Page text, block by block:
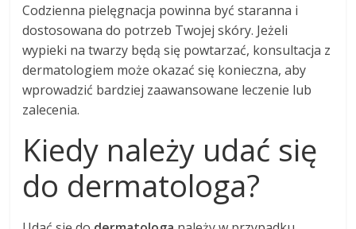
Codzienna pielęgnacja powinna być staranna i
dostosowana do potrzeb Twojej skóry. Jeżeli
wypieki na twarzy będą się powtarzać, konsultacja z
dermatologiem może okazać się konieczna, aby
wprowadzić bardziej zaawansowane leczenie lub
zalecenia.
Kiedy należy udać się
do dermatologa?